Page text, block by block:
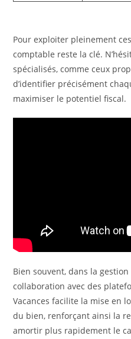
Pour exploiter pleinement
comptable reste la clé.
spécialisés, comme ceux
d’identifier précisément
maximiser le potentiel fiscal.
Bien souvent, dans la
collaboration avec des
Vacances facilite la mise en
du bien, renforçant ainsi la
amortir plus rapidement le